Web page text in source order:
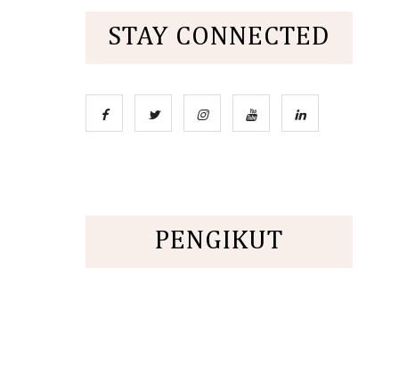
STAY CONNECTED
PENGIKUT